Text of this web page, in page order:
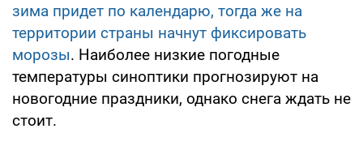
зима придет по календарю, тогда же на
территории страны начнут фиксировать
морозы. Наиболее низкие погодные
температуры синоптики прогнозируют на
новогодние праздники, однако снега ждать не
стоит.